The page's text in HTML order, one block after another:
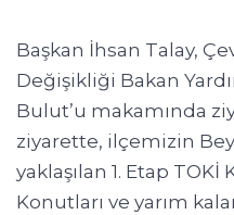
Başkan İhsan Talay,
Değişikliği Bakan
Bulut’u makamında
ziyarette, ilçemizin
yaklaşılan 1. Etap TOKİ
Konutları ve yarım